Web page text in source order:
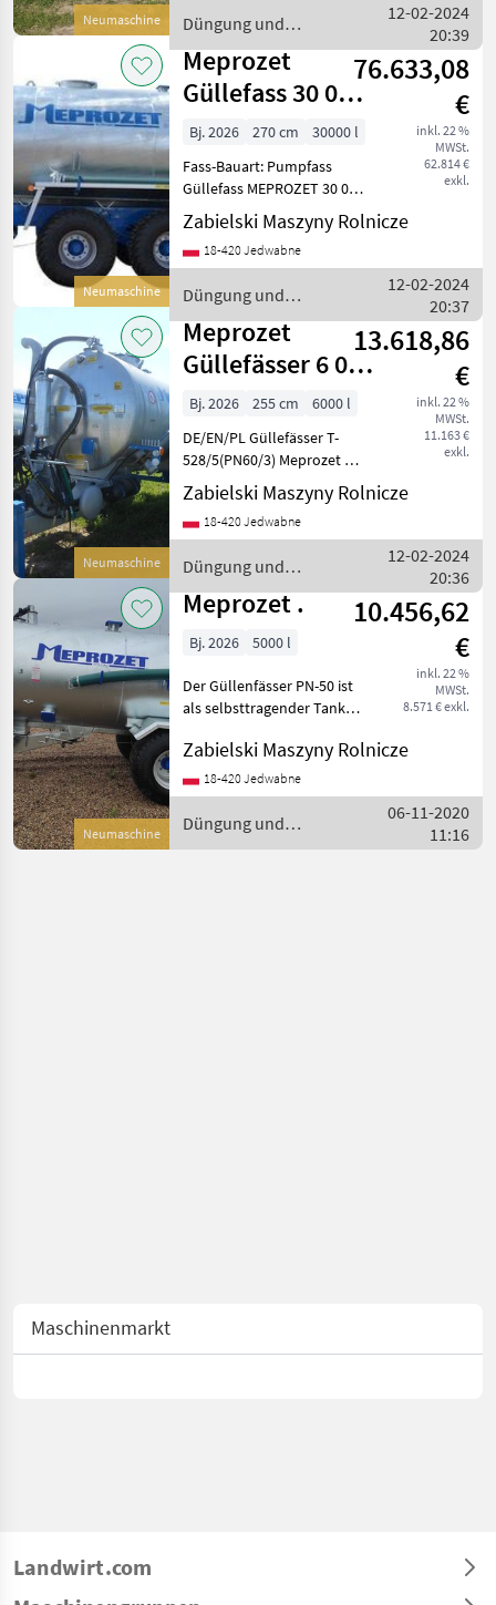
Neumaschine
920 mm
Düngung und
Beregnung / Meprozet
12-02-2024
20:39
Neumaschine
Meprozet
Güllefass 30 000
l / Wóz
asenizacyjny 30
000 l /
76.633,08
€
inkl. 22 %
MWSt.
62.814 €
exkl.
Bj. 2026 270 cm
30000 l
Fass-Bauart: Pumpfass
Güllefass MEPROZET 30 000
l Technische Daten: - Länge:
10 200 mm - Breite: 2 700
mm - Höhe: 3 900 mm -
Masse m
Zabielski Maszyny Rolnicze
18-420 Jedwabne
Düngung und
Beregnung / Meprozet
12-02-2024
20:37
Neumaschine
Meprozet
Güllefässer 6 000
l / Slurry tank/
Beczkowóz T-5
13.618,86
€
inkl. 22 %
MWSt.
11.163 €
exkl.
Bj. 2026 255 cm
6000 l
DE/EN/PL Güllefässer T-
528/5(PN60/3) Meprozet Wir
bieten Ihnen einen
Güllefässer von der Firma
Meprozet an. Technische
mm
Zabielski Maszyny Rolnicze
18-420 Jedwabne
Düngung und
Beregnung / Meprozet
12-02-2024
20:36
Neumaschine
Meprozet .
10.456,62
€
inkl. 22 %
MWSt.
8.571 € exkl.
Bj. 2026 5000 l
Der Güllenfässer PN-50 ist
als selbsttragender Tank
einachsigen Radsatz
montiert ist. behälter-Ein
Stahltank mit einem
Zabielski Maszyny Rolnicze
18-420 Jedwabne
Düngung und
Beregnung / Meprozet
06-11-2020
11:16
Maschinenmarkt
Landwirt.com